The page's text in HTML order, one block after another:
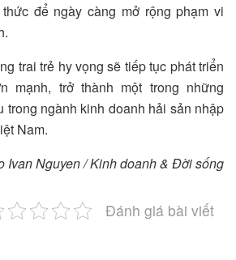
để ngày càng mở rộng phạm vi
trai trẻ hy vọng sẽ tiếp tục phát triển
mạnh, trở thành một trong những
trong ngành kinh doanh hải sản nhập
Nam.
Ivan Nguyen / Kinh doanh & Đời sống
Đánh giá bài viết